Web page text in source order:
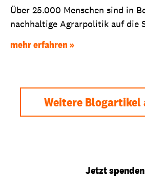
Über 25.000 Menschen sind in
nachhaltige Agrarpolitik auf die
mehr erfahren
Weitere Blogartikel
Jetzt spenden